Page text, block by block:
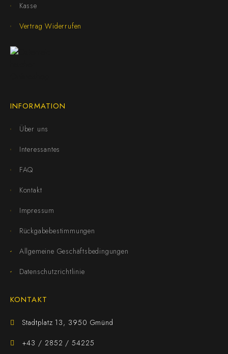
Kasse
Vertrag Widerrufen
INFORMATION
Über uns
Interessantes
FAQ
Kontakt
Impressum
Rückgabebestimmungen
Allgemeine Geschäftsbedingungen
Datenschutzrichtlinie
KONTAKT
Stadtplatz 13, 3950 Gmünd
+43 / 2852 / 54225